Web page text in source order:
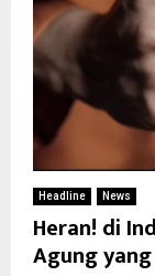
Headline News
Heran! di
Agung